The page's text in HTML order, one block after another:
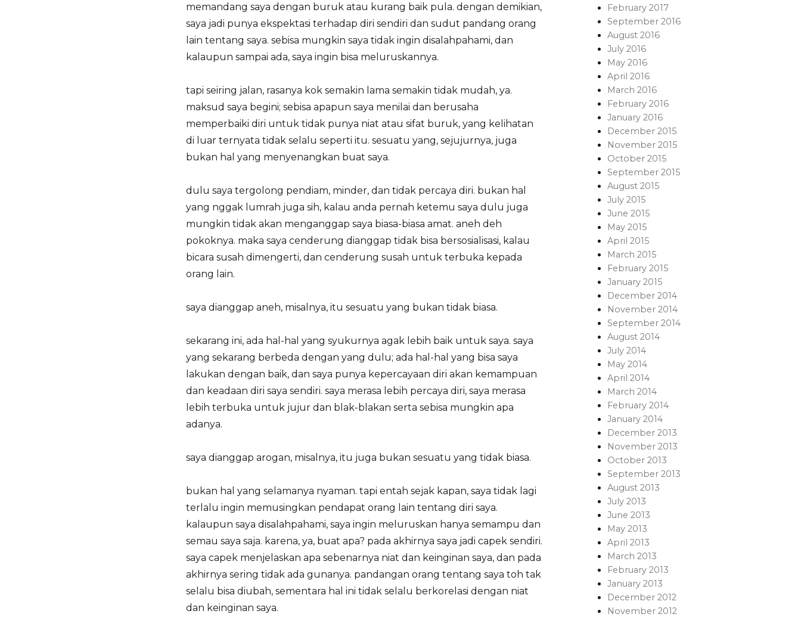
memandang saya dengan buruk atau kurang baik pula. dengan demikian,
saya jadi punya ekspektasi terhadap diri sendiri dan sudut pandang orang
lain tentang saya. sebisa mungkin saya tidak ingin disalahpahami, dan
kalaupun sampai ada, saya ingin bisa meluruskannya.
tapi seiring jalan, rasanya kok semakin lama semakin tidak mudah, ya.
maksud saya begini; sebisa apapun saya menilai dan berusaha
memperbaiki diri untuk tidak punya niat atau sifat buruk, yang kelihatan
di luar ternyata tidak selalu seperti itu. sesuatu yang, sejujurnya, juga
bukan hal yang menyenangkan buat saya.
dulu saya tergolong pendiam, minder, dan tidak percaya diri. bukan hal
yang nggak lumrah juga sih, kalau anda pernah ketemu saya dulu juga
mungkin tidak akan menganggap saya biasa-biasa amat. aneh deh
pokoknya. maka saya cenderung dianggap tidak bisa bersosialisasi, kalau
bicara susah dimengerti, dan cenderung susah untuk terbuka kepada
orang lain.
saya dianggap aneh, misalnya, itu sesuatu yang bukan tidak biasa.
sekarang ini, ada hal-hal yang syukurnya agak lebih baik untuk saya. saya
yang sekarang berbeda dengan yang dulu; ada hal-hal yang bisa saya
lakukan dengan baik, dan saya punya kepercayaan diri akan kemampuan
dan keadaan diri saya sendiri. saya merasa lebih percaya diri, saya merasa
lebih terbuka untuk jujur dan blak-blakan serta sebisa mungkin apa
adanya.
saya dianggap arogan, misalnya, itu juga bukan sesuatu yang tidak biasa.
bukan hal yang selamanya nyaman. tapi entah sejak kapan, saya tidak lagi
terlalu ingin memusingkan pendapat orang lain tentang diri saya.
kalaupun saya disalahpahami, saya ingin meluruskan hanya semampu dan
semau saya saja. karena, ya, buat apa? pada akhirnya saya jadi capek sendiri.
saya capek menjelaskan apa sebenarnya niat dan keinginan saya, dan pada
akhirnya sering tidak ada gunanya. pandangan orang tentang saya toh tak
selalu bisa diubah, sementara hal ini tidak selalu berkorelasi dengan niat
dan keinginan saya.
February 2017
September 2016
August 2016
July 2016
May 2016
April 2016
March 2016
February 2016
January 2016
December 2015
November 2015
October 2015
September 2015
August 2015
July 2015
June 2015
May 2015
April 2015
March 2015
February 2015
January 2015
December 2014
November 2014
September 2014
August 2014
July 2014
May 2014
April 2014
March 2014
February 2014
January 2014
December 2013
November 2013
October 2013
September 2013
August 2013
July 2013
June 2013
May 2013
April 2013
March 2013
February 2013
January 2013
December 2012
November 2012